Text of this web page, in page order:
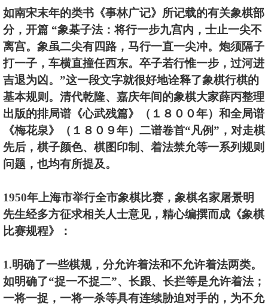
如南宋末年的类书《事林广记》所记载的有关象棋部
分，开篇 “象棊子法：将行一步九宫内，士止一尖不
离宫。象虽二尖有四路，马行一直一尖冲。炮须隔子
打一子，车横直撞任西东。卒子若行惟一步，过河进
吉退为凶。”这一段文字就很好地诠释了象棋行棋的
基本规则。清代乾隆、嘉庆年间的象棋大家薛丙整理
出版的排局谱《心武残篇》（１８００年）和全局谱
《梅花泉》（１８０９年）二谱卷首“凡例”，对走棋
先后，棋子颜色、棋图印制、着法禁允等一系列规则
问题，也均有所提及。
1950年上海市举行全市象棋比赛，象棋名家屠景明
先生经多方征求相关人士意见，精心编撰而成《象棋
比赛规程》：
1.明确了一些棋规，分允许着法和不允许着法两类。
如明确了“捉一不捉二”、长跟、长拦等是允许着法；
一将一捉，一将一杀等具有连续胁迫对手的，为不允